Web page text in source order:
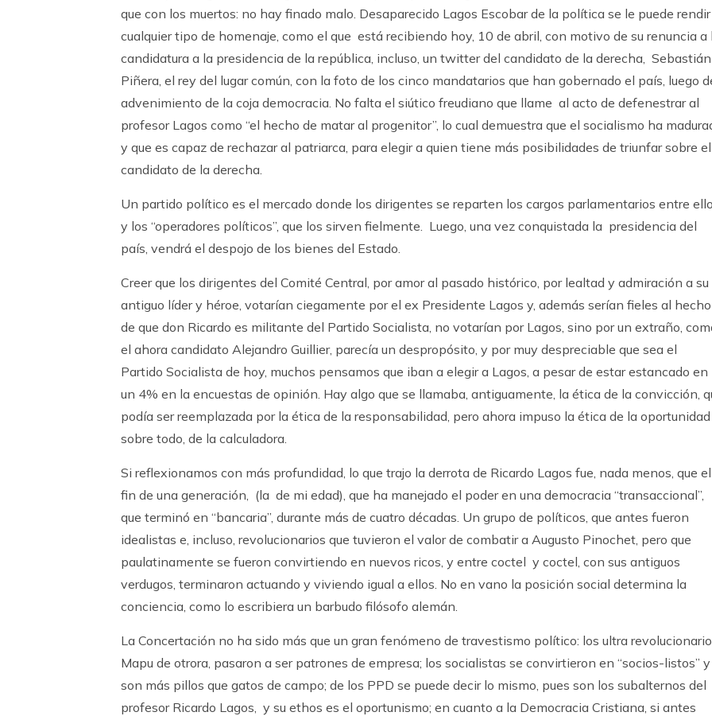
que con los muertos: no hay finado malo. Desaparecido Lagos Escobar de la política se le puede rendir
cualquier tipo de homenaje, como el que está recibiendo hoy, 10 de abril, con motivo de su renuncia a
candidatura a la presidencia de la república, incluso, un twitter del candidato de la derecha, Sebastián
Piñera, el rey del lugar común, con la foto de los cinco mandatarios que han gobernado el país, luego
advenimiento de la coja democracia. No falta el siútico freudiano que llame al acto de defenestrar al
profesor Lagos como “el hecho de matar al progenitor”, lo cual demuestra que el socialismo ha
y que es capaz de rechazar al patriarca, para elegir a quien tiene más posibilidades de triunfar sobre el
candidato de la derecha.
Un partido político es el mercado donde los dirigentes se reparten los cargos parlamentarios entre
y los “operadores políticos”, que los sirven fielmente. Luego, una vez conquistada la presidencia del
país, vendrá el despojo de los bienes del Estado.
Creer que los dirigentes del Comité Central, por amor al pasado histórico, por lealtad y admiración a su
antiguo líder y héroe, votarían ciegamente por el ex Presidente Lagos y, además serían fieles al hecho
de que don Ricardo es militante del Partido Socialista, no votarían por Lagos, sino por un extraño,
el ahora candidato Alejandro Guillier, parecía un despropósito, y por muy despreciable que sea el
Partido Socialista de hoy, muchos pensamos que iban a elegir a Lagos, a pesar de estar estancado en
un 4% en la encuestas de opinión. Hay algo que se llamaba, antiguamente, la ética de la convicción,
podía ser reemplazada por la ética de la responsabilidad, pero ahora impuso la ética de la oportunidad
sobre todo, de la calculadora.
Si reflexionamos con más profundidad, lo que trajo la derrota de Ricardo Lagos fue, nada menos, que el
fin de una generación, (la de mi edad), que ha manejado el poder en una democracia “transaccional”,
que terminó en “bancaria”, durante más de cuatro décadas. Un grupo de políticos, que antes fueron
idealistas e, incluso, revolucionarios que tuvieron el valor de combatir a Augusto Pinochet, pero que
paulatinamente se fueron convirtiendo en nuevos ricos, y entre coctel y coctel, con sus antiguos
verdugos, terminaron actuando y viviendo igual a ellos. No en vano la posición social determina la
conciencia, como lo escribiera un barbudo filósofo alemán.
La Concertación no ha sido más que un gran fenómeno de travestismo político: los ultra
Mapu de otrora, pasaron a ser patrones de empresa; los socialistas se convirtieron en “socios-listos” y
son más pillos que gatos de campo; de los PPD se puede decir lo mismo, pues son los subalternos del
profesor Ricardo Lagos, y su ethos es el oportunismo; en cuanto a la Democracia Cristiana, si antes